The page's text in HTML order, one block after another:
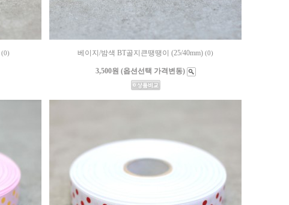
(0) 베이지/밤색 BT골지큰땡땡이 (25/40mm) (0)
3,500원 (옵션선택 가격변동)